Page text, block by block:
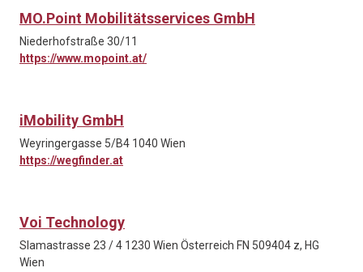
MO.Point Mobilitätsservices GmbH
Niederhofstraße 30/11
https://www.mopoint.at/
iMobility GmbH
Weyringergasse 5/B4 1040 Wien
https://wegfinder.at
Voi Technology
Slamastrasse 23 / 4 1230 Wien Österreich FN 509404 z, HG
Wien